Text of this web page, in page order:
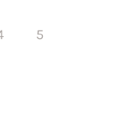
5